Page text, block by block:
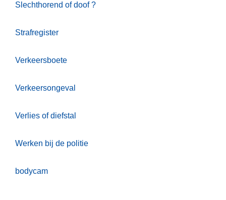
Slechthorend of doof ?
Strafregister
Verkeersboete
Verkeersongeval
Verlies of diefstal
Werken bij de politie
bodycam